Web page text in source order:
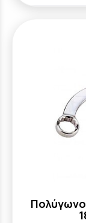
Πολύγωνο